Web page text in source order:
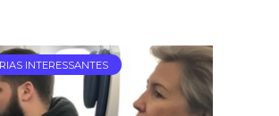
INTERESSANTES